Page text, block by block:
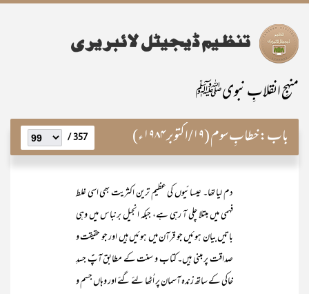
منہجِ انقلابِ نبویﷺ
باب:خطابِ سوم (۱۹/اکتوبر ۱۹۸۴ء) 357 /
دم لیا تھا۔ عیسائیوں کی عظیم ترین اکثریت بھی اسی غلط
فہمی میں مبتلا چلی آ رہی ہے، جبکہ انجیل برنباس میں وہی
باتیں بیان ہوئیں جو قرآن میں ہوئیں ہیں اور جو حقیقت و
صداقت پر مبنی ہیں۔ کتاب و سنت کے مطابق آپؑ جسدِ
خاکی کے ساتھ زندہ آسمان پر اُٹھا لئے گئے اور وہاں جسم و